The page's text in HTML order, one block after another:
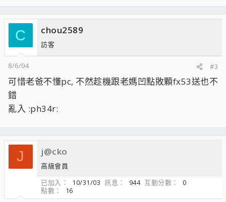
C chou2589
訪客
8/6/04 #3
可惜老爸不懂pc, 不然趁機跟老媽凹點敗顆fx53送也不
錯
亂入 :ph34r:
J j@cko
高級會員
已加入
10/31/03 訊息 944 互動分數
0
點數
16